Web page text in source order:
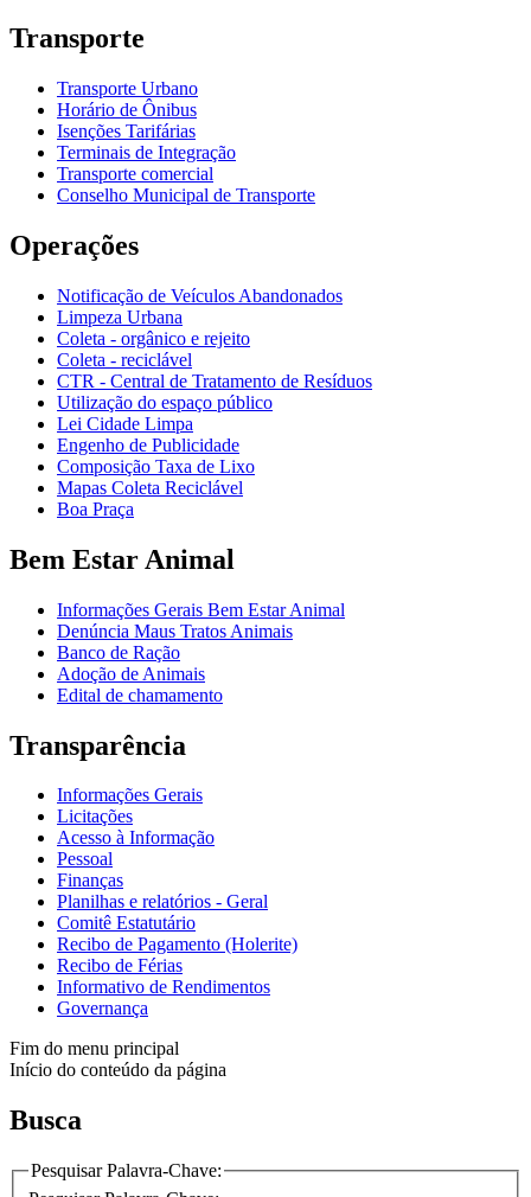
Transporte
Transporte Urbano
Horário de Ônibus
Isenções Tarifárias
Terminais de Integração
Transporte comercial
Conselho Municipal de Transporte
Operações
Notificação de Veículos Abandonados
Limpeza Urbana
Coleta - orgânico e rejeito
Coleta - reciclável
CTR - Central de Tratamento de Resíduos
Utilização do espaço público
Lei Cidade Limpa
Engenho de Publicidade
Composição Taxa de Lixo
Mapas Coleta Reciclável
Boa Praça
Bem Estar Animal
Informações Gerais Bem Estar Animal
Denúncia Maus Tratos Animais
Banco de Ração
Adoção de Animais
Edital de chamamento
Transparência
Informações Gerais
Licitações
Acesso à Informação
Pessoal
Finanças
Planilhas e relatórios - Geral
Comitê Estatutário
Recibo de Pagamento (Holerite)
Recibo de Férias
Informativo de Rendimentos
Governança
Fim do menu principal
Início do conteúdo da página
Busca
Pesquisar Palavra-Chave: